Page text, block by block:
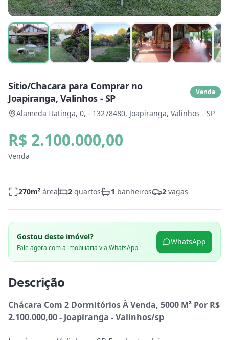
Sitio/Chacara para Comprar no
Joapiranga, Valinhos - SP
Venda
Alameda Itatinga, 0, - 13278480, Joapiranga, Valinhos - SP
R$ 2.100.000,00
Venda
270m² área 2 quartos 1 banheiros 2 vagas
Gostou deste imóvel?
Fale agora com a imobiliária via WhatsApp
WhatsApp
Descrição
Chácara Com 2 Dormitórios À Venda, 5000 M² Por R$
2.100.000,00 - Joapiranga - Valinhos/sp